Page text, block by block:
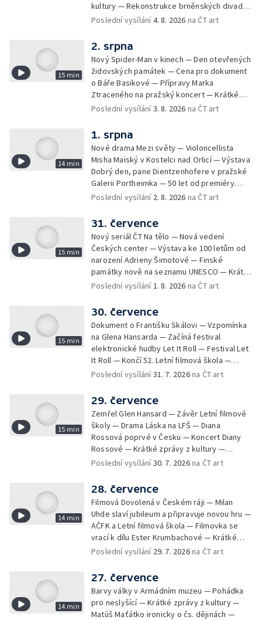
kultury — Rekonstrukce brněnských divadel
— Budoucnost Knihovny Václava Havla —
Kulturní tipy
Poslední vysílání4. 8. 2026 na ČT art
15 min
2. srpna
Nový Spider-Man v kinech — Den otevřených
židovských památek — Cena pro dokument
o Báře Basikové — Přípravy Marka
Ztraceného na pražský koncert — Krátké
zprávy z kultury — Nález historických
Poslední vysílání3. 8. 2026 na ČT art
14 min
1. srpna
Nové drama Mezi světy — Violoncellista
Misha Maiský v Kostelci nad Orlicí — Výstava
Dobrý den, pane Dientzenhofere v pražské
Galerii Portheimka — 50 let od premiéry
filmu Na samotě u lesa — Krátké zprávy z
Mercury
Poslední vysílání 2. 8. 2026 na ČT art
15 min
31. července
Nový seriál ČT Na tělo — Nová vedení
Českých center — Výstava ke 100 letům od
narození Adrieny Šimotové — Finské
památky nově na seznamu UNESCO — Krátké
zprávy z kultury — Začíná Jiráskův Hronov —
Poslední vysílání1. 8. 2026 na ČT art
15 min
30. července
Dokument o Františku Skálovi — Vzpomínka
na Glena Hansarda — Začíná festival
elektronické hudby Let It Roll — Festival Let
It Roll — Končí 52. Letní filmová škola —
Krátké zprávy z kultury — Rekonstrukce
Poslední vysílání31. 7. 2026na ČT art
15 min
29. července
Zemřel Glen Hansard — Závěr Letní filmové
školy — Drama Láska na LFŠ — Diana
Rossová poprvé v Česku — Koncert Diany
Rossové — Krátké zprávy z kultury —
Výstavy o proměnách Prahy — Zahajení
Poslední vysílání30. 7. 2026na ČT art
14 min
28. července
Filmová Dovolená v Českém ráji — Milan
Uhde slaví jubileum a připravuje novou hru —
AČFK a Letní filmová škola — Filmovka se
vrací k dílu Ester Krumbachové — Krátké
zprávy z kultury — Antonín Střížek namaloval
Poslední vysílání 29. 7. 2026na ČT art
14 min
27. července
Barvy války v Armádním muzeu — Pohádka
pro neslyšící — Krátké zprávy z kultury —
Matúš Maťátko ironicky o čs. dějinách —